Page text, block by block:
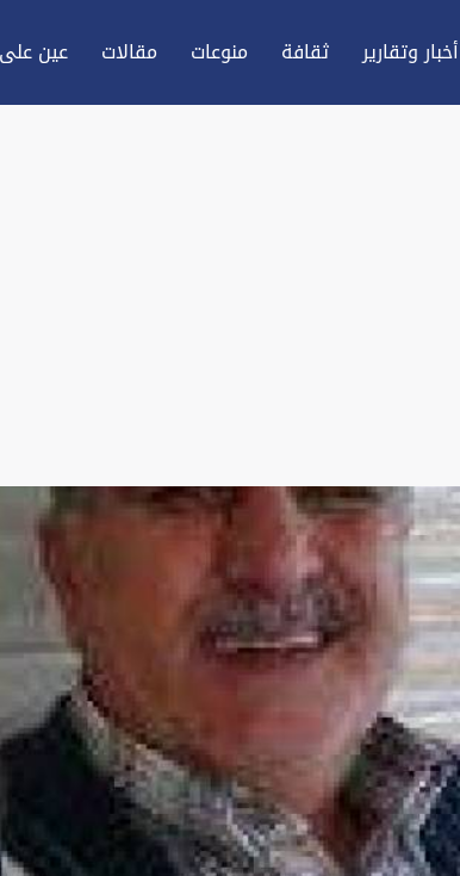
أخبار وتقارير ثقافة منوعات مقالات عين